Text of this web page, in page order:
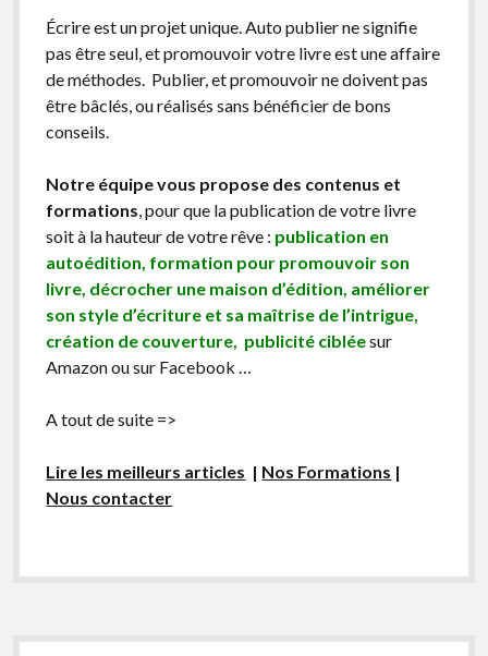
Écrire est un projet unique. Auto publier ne signifie
pas être seul, et promouvoir votre livre est une affaire
de méthodes. Publier, et promouvoir ne doivent pas
être bâclés, ou réalisés sans bénéficier de bons
conseils.
Notre équipe vous propose des contenus et
formations, pour que la publication de votre livre
soit à la hauteur de votre rêve : publication en
autoédition, formation pour promouvoir son
livre, décrocher une maison d’édition, améliorer
son style d’écriture et sa maîtrise de l’intrigue,
création de couverture, publicité cibléesur
Amazon ou sur Facebook …
A tout de suite =>
Lire les meilleurs articles | Nos Formations |
Nous contacter